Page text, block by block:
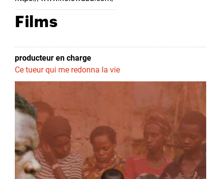
Films
producteur en charge
Ce tueur qui me redonna la vie